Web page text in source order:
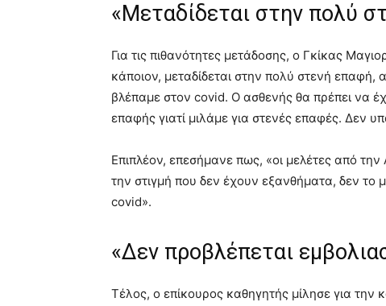
«Μεταδίδεται στην πολύ
Για τις πιθανότητες μετάδοσης, ο Γκίκας
κάποιον, μεταδίδεται στην πολύ στενή
βλέπαμε στον covid. Ο ασθενής θα πρέπει να
επαφής γιατί μιλάμε για στενές επαφές. Δεν
Επιπλέον, επεσήμανε πως, «οι μελέτες από
την στιγμή που δεν έχουν εξανθήματα, δεν το
covid».
«Δεν προβλέπεται
Τέλος, ο επίκουρος καθηγητής μίλησε για